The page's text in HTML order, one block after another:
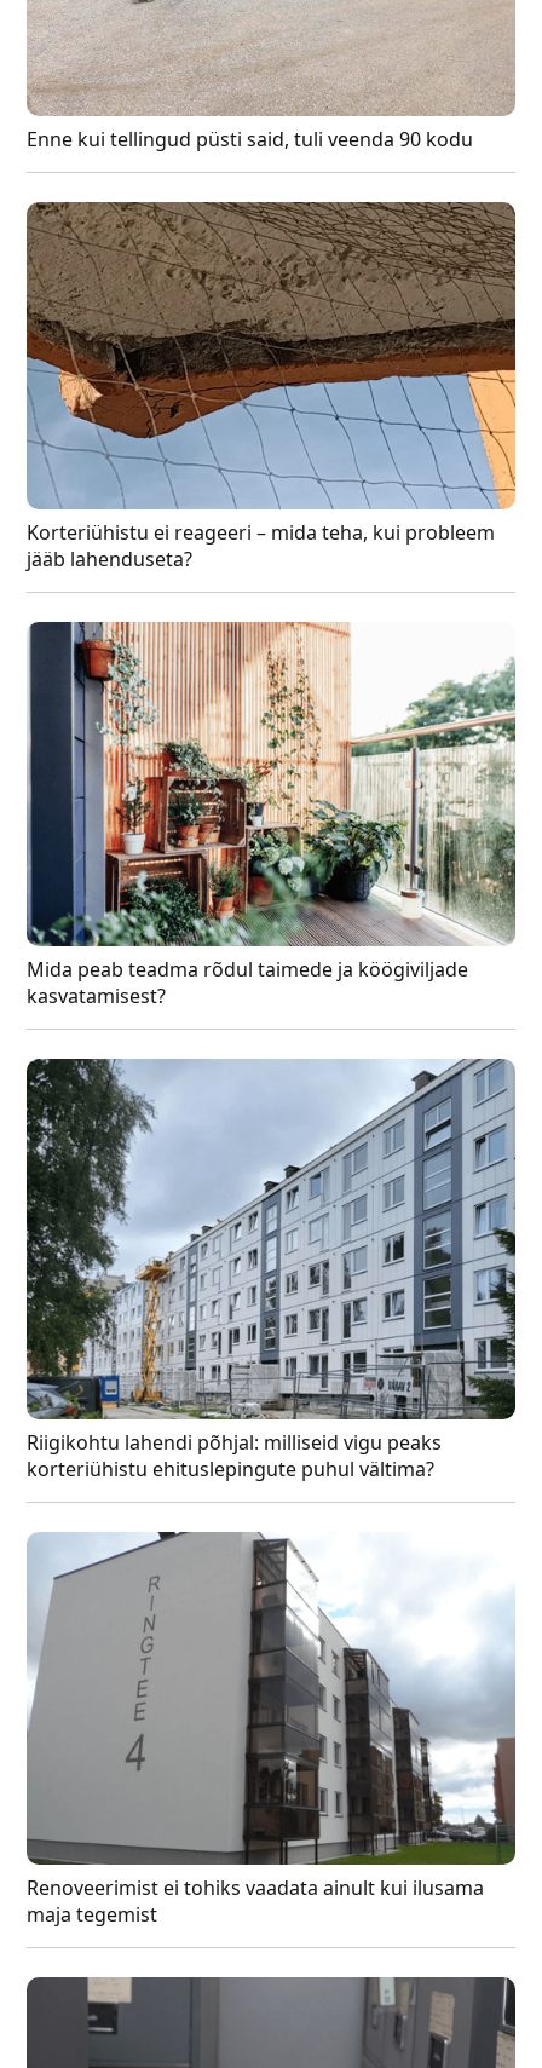
Enne kui tellingud püsti said, tuli veenda 90 kodu
Korteriühistu ei reageeri – mida teha, kui probleem
jääb lahenduseta?
Mida peab teadma rõdul taimede ja köögiviljade
kasvatamisest?
Riigikohtu lahendi põhjal: milliseid vigu peaks
korteriühistu ehituslepingute puhul vältima?
Renoveerimist ei tohiks vaadata ainult kui ilusama
maja tegemist